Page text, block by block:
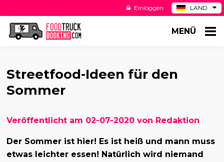
LAND
ES
Einloggen
MENÜ
Streetfood-Ideen für den
Sommer
Veröffentlicht am 02-07-2020 von Redaktion
Der Sommer ist hier! Es ist heiß und mann muss
etwas leichter essen! Natürlich wird niemand